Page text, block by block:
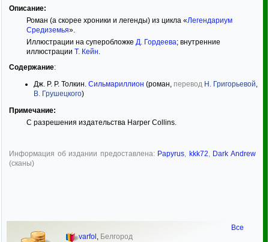
Описание:
Роман (а скорее хроники и легенды) из цикла «Легендариум
Средиземья».
Иллюстрации на суперобложке Д. Гордеева; внутренние
иллюстрации Т. Кейн
Содержание:
Дж. Р. Р. Толкин. Сильмариллион (роман, перевод Н. Григорьевой
В. Грушецкого)
Примечание:
С разрешения издательства Harper Collins.
Информация об издании предоставлена: Papyrus kkk72
Dark Andrew
(сканы)
varfol , Белгород
Все